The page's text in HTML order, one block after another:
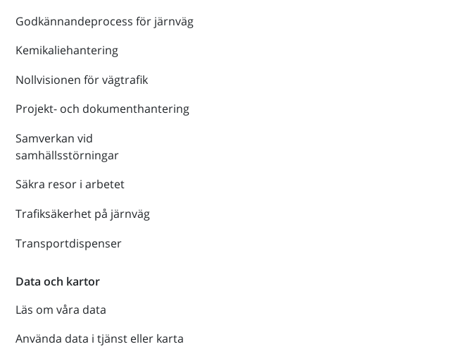
Godkännandeprocess för järnväg
Kemikaliehantering
Nollvisionen för vägtrafik
Projekt- och dokumenthantering
Samverkan vid
samhällsstörningar
Säkra resor i arbetet
Trafiksäkerhet på järnväg
Transportdispenser
Data och kartor
Läs om våra data
Använda data i tjänst eller karta